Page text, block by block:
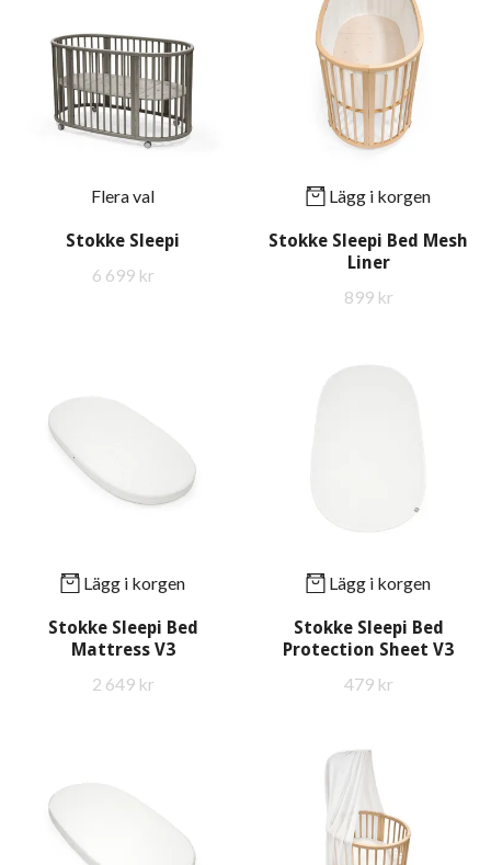
Flera val
Stokke Sleepi
6 699 kr
Lägg i korgen
Stokke Sleepi Bed Mesh
Liner
899 kr
Lägg i korgen
Stokke Sleepi Bed
Mattress V3
2 649 kr
Lägg i korgen
Stokke Sleepi Bed
Protection Sheet V3
479 kr